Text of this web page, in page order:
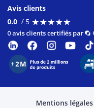
Avis clients
0.0 / 5 ★★★★★
★★★★★
0 avis clients certifiés par
Mentions légales